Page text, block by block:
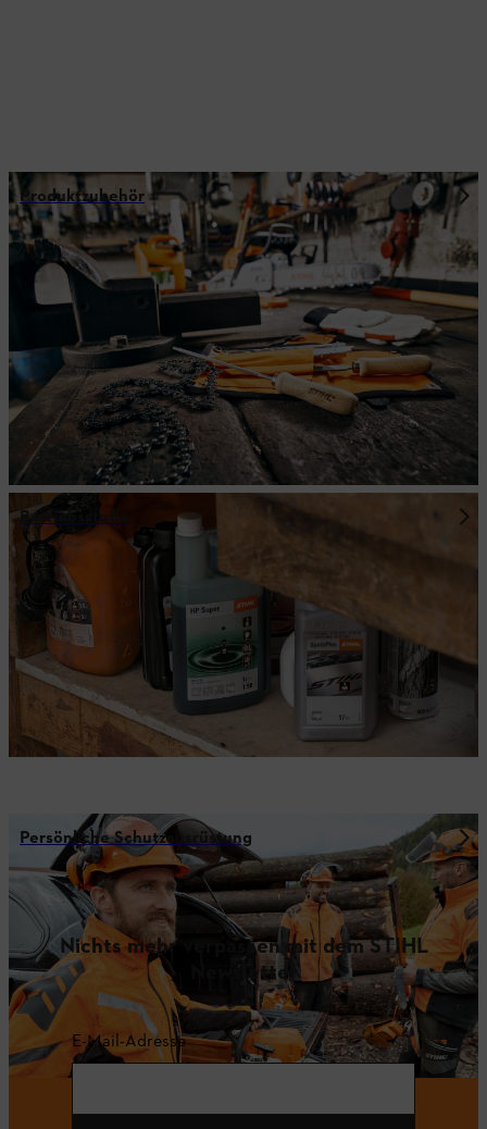
Produktzubehör
Betriebsstoffe
Persönliche Schutzausrüstung
Nichts mehr verpassen mit dem STIHL
Newsletter
E-Mail-Adresse